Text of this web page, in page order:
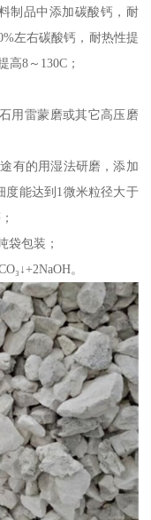
制品中添加碳酸钙，耐
左右碳酸钙，耐热性提
高8～130C；
用雷蒙磨或其它高压磨
有的用湿法研磨，添加
度能达到1微米粒径大于
袋包装；
。